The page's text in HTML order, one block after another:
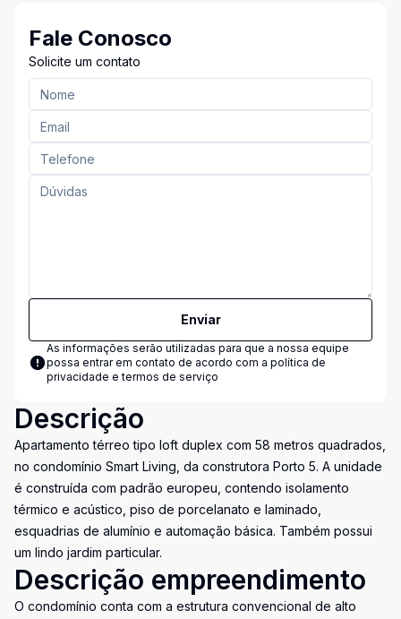
Fale Conosco
Solicite um contato
Enviar
As informações serão utilizadas para que a nossa equipe
possa entrar em contato de acordo com a política de
privacidade e termos de serviço
Descrição
Apartamento térreo tipo loft duplex com 58 metros quadrados,
no condomínio Smart Living, da construtora Porto 5. A unidade
é construída com padrão europeu, contendo isolamento
térmico e acústico, piso de porcelanato e laminado,
esquadrias de alumínio e automação básica. Também possui
um lindo jardim particular.
Descrição empreendimento
O condomínio conta com a estrutura convencional de alto